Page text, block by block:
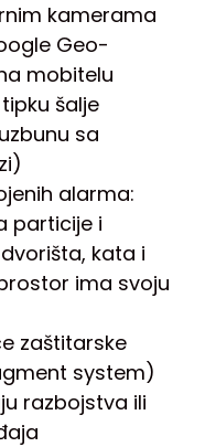
kamerama
Geo-
mobitelu
šalje
sa
alarma:
particije i
kata i
ima svoju
zaštitarske
system)
razbojstva ili